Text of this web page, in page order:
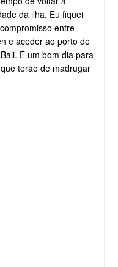
da ilha. Eu fiquei
entre
e aceder ao porto de
É um bom dia para
terão de madrugar